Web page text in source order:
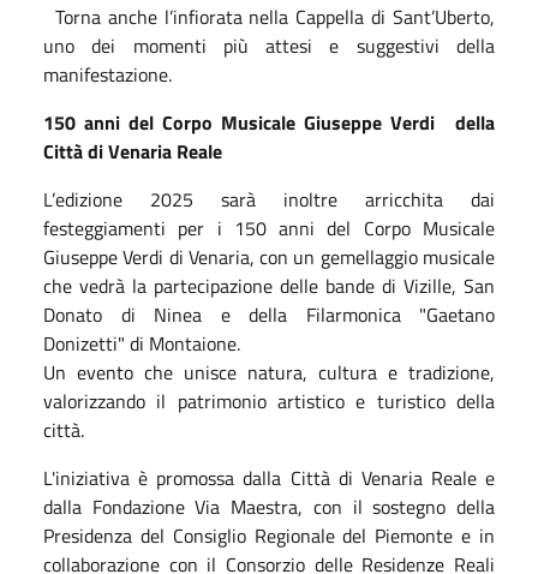
Torna anche l’infiorata nella Cappella di Sant’Uberto,
uno dei momenti più attesi e suggestivi della
manifestazione.
150 anni del Corpo Musicale Giuseppe Verdi della
Città di Venaria Reale
L’edizione 2025 sarà inoltre arricchita dai
festeggiamenti per i 150 anni del Corpo Musicale
Giuseppe Verdi di Venaria, con un gemellaggio musicale
che vedrà la partecipazione delle bande di Vizille, San
Donato di Ninea e della Filarmonica "Gaetano
Donizetti" di Montaione.
Un evento che unisce natura, cultura e tradizione,
valorizzando il patrimonio artistico e turistico della
città.
L'iniziativa è promossa dalla Città di Venaria Reale e
dalla Fondazione Via Maestra, con il sostegno della
Presidenza del Consiglio Regionale del Piemonte e in
collaborazione con il Consorzio delle Residenze Reali